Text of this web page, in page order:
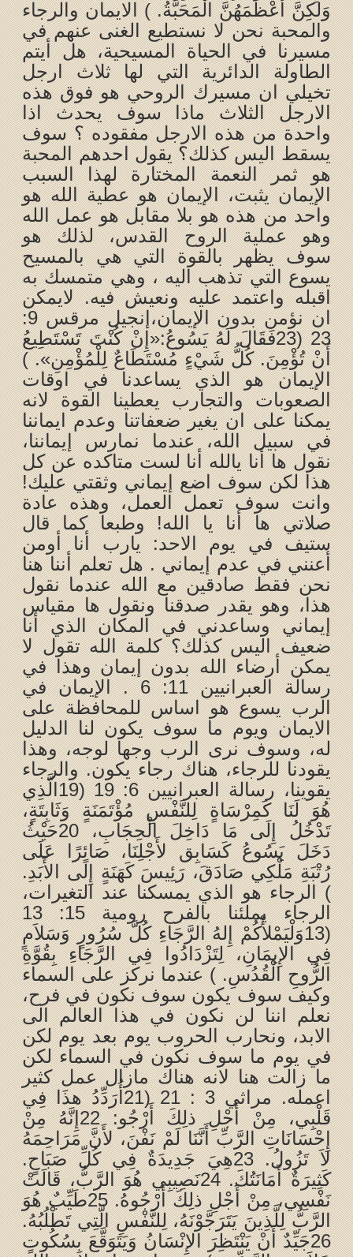
وَلكِنَّ أَعْظَمَهُنَّ الْمَحَبَّةُ. ) الايمان والرجاء
والمحبة نحن لا نستطيع الغنى عنهم في
مسيرنا في الحياة المسيحية، هل أيتم
الطاولة الدائرية التي لها ثلاث ارجل
تخيلي ان مسيرك الروحي هو فوق هذه
الارجل الثلاث ماذا سوف يحدث اذا
واحدة من هذه الارجل مفقوده ؟ سوف
يسقط اليس كذلك؟ يقول احدهم المحبة
هو ثمر النعمة المختارة لهذا السبب
الإيمان يثبت، الإيمان هو عطية الله هو
واحد من هذه هو بلا مقابل هو عمل الله
وهو عملية الروح القدس، لذلك هو
سوف يظهر بالقوة التي هي بالمسيح
يسوع التي تذهب اليه ، وهي متمسك به
اقبله واعتمد عليه ونعيش فيه. لايمكن
ان نؤمن بدون الإيمان،إنجيل مرقس 9:
23 (23فَقَالَ لَهُ يَسُوعُ:«إِنْ كُنْتَ تَسْتَطِيعُ
أَنْ تُؤْمِنَ. كُلُّ شَيْءٍ مُسْتَطَاعٌ لِلْمُؤْمِنِ». )
الإيمان هو الذي يساعدنا في اوقات
الصعوبات والتجارب يعطينا القوة لانه
يمكنا على ان يغير ضعفاتنا وعدم ايماننا
في سبيل الله، عندما نمارس إيماننا،
نقول ها أنا يالله أنا لست متاكده عن كل
هذا لكن سوف اضع إيماني وثقتي عليك!
وانت سوف تعمل العمل، وهذه عادة
صلاتي ها أنا يا الله! وطبعا كما قال
ستيف في يوم الاحد: يارب أنا أومن
أعنني في عدم إيماني . هل تعلم أننا هنا
نحن فقط صادقين مع الله عندما نقول
هذا، وهو يقدر صدقنا ونقول ها مقياس
إيماني وساعدني في المكان الذي أنا
ضعيف اليس كذلك؟ كلمة الله تقول لا
يمكن أرضاء الله بدون إيمان وهذا في
رسالة العبرانيين 11: 6 . الإيمان في
الرب يسوع هو اساس للمحافظة على
الايمان ويوم ما سوف يكون لنا الدليل
له، وسوف نرى الرب وجها لوجه، وهذا
يقودنا للرجاء، هناك رجاء يكون. والرجاء
يقوينا، رسالة العبرانيين 6: 19 (19الَّذِي
هُوَ لَنَا كَمِرْسَاةٍ لِلنَّفْسِ مُؤْتَمَنَةٍ وَثَابِتَةٍ،
تَدْخُلُ إِلَى مَا دَاخِلَ الْحِجَابِ، 20حَيْثُ
دَخَلَ يَسُوعُ كَسَابِق لأَجْلِنَا، صَائِرًا عَلَى
رُتْبَةِ مَلْكِي صَادَقَ، رَئِيسَ كَهَنَةٍ إِلَى الأَبَدِ.
) الرجاء هو الذي يمسكنا عند التغيرات،
الرجاء يملئنا بالفرح رومية 15: 13
(13وَلْيَمْلأْكُمْ إِلهُ الرَّجَاءِ كُلَّ سُرُورٍ وَسَلاَمٍ
فِي الإِيمَانِ، لِتَزْدَادُوا فِي الرَّجَاءِ بِقُوَّةِ
الرُّوحِ الْقُدُسِ. ) عندما نركز على السماء
وكيف سوف يكون سوف نكون في فرح،
نعلم اننا لن نكون في هذا العالم الى
الابد، ونحارب الحروب يوم بعد يوم لكن
في يوم ما سوف نكون في السماء لكن
ما زالت هنا لانه هناك مازال عمل كثير
اعمله. مراثي 3 : 21 (21أُرَدِّدُ هذَا فِي
قَلْبِي، مِنْ أَجْلِ ذلِكَ أَرْجُو: 22إِنَّهُ مِنْ
إِحْسَانَاتِ الرَّبِّ أَنَّنَا لَمْ نَفْنَ، لأَنَّ مَرَاحِمَهُ
لاَ تَزُولُ. 23هِيَ جَدِيدَةٌ فِي كُلِّ صَبَاحٍ.
كَثِيرَةٌ أَمَانَتُكَ. 24نَصِيبِي هُوَ الرَّبُّ، قَالَتْ
نَفْسِي، مِنْ أَجْلِ ذلِكَ أَرْجُوهُ. 25طَيِّبٌ هُوَ
الرَّبُّ لِلَّذِينَ يَتَرَجَّوْنَهُ، لِلنَّفْسِ الَّتِي تَطْلُبُهُ.
26جَيِّدٌ أَنْ يَنْتَظِرَ الإِنْسَانُ وَيَتَوَقَّعَ بِسُكُوتٍ